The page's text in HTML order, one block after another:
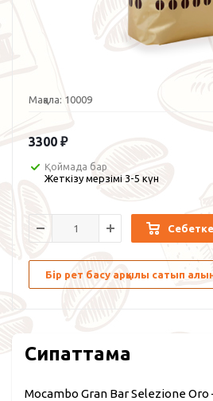
Мақала: 10009
3300 ₽
Қоймада бар
Жеткізу мерзімі 3-5 күн
Себетке
Бір рет басу арқылы сатып
Сипаттама
Mocambo Gran Bar Selezione